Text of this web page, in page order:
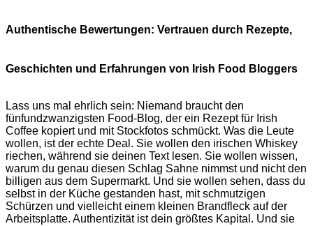
Authentische Bewertungen: Vertrauen durch Rezepte,
Geschichten und Erfahrungen von Irish Food Bloggers
Lass uns mal ehrlich sein: Niemand braucht den
fünfundzwanzigsten Food-Blog, der ein Rezept für Irish
Coffee kopiert und mit Stockfotos schmückt. Was die Leute
wollen, ist der echte Deal. Sie wollen den irischen Whiskey
riechen, während sie deinen Text lesen. Sie wollen wissen,
warum du genau diesen Schlag Sahne nimmst und nicht den
billigen aus dem Supermarkt. Und sie wollen sehen, dass du
selbst in der Küche gestanden hast, mit schmutzigen
Schürzen und vielleicht einem kleinen Brandfleck auf der
Arbeitsplatte. Authentizität ist dein größtes Kapital. Und sie